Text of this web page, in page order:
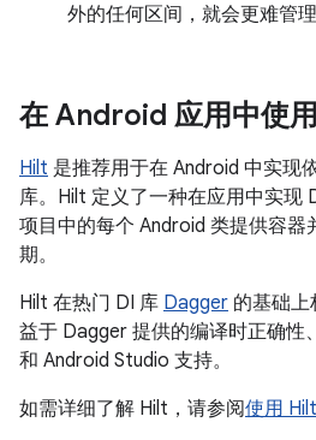
外的任何区间，就会更难管
在 Android 应用中使
Hilt 是推荐用于在 Android 中实现
库。Hilt 定义了一种在应用中实现
项目中的每个 Android 类提供容器
期。
Hilt 在热门 DI 库 Dagger 的基础
益于 Dagger 提供的编译时正确性
和 Android Studio 支持。
如需详细了解 Hilt，请参阅使用